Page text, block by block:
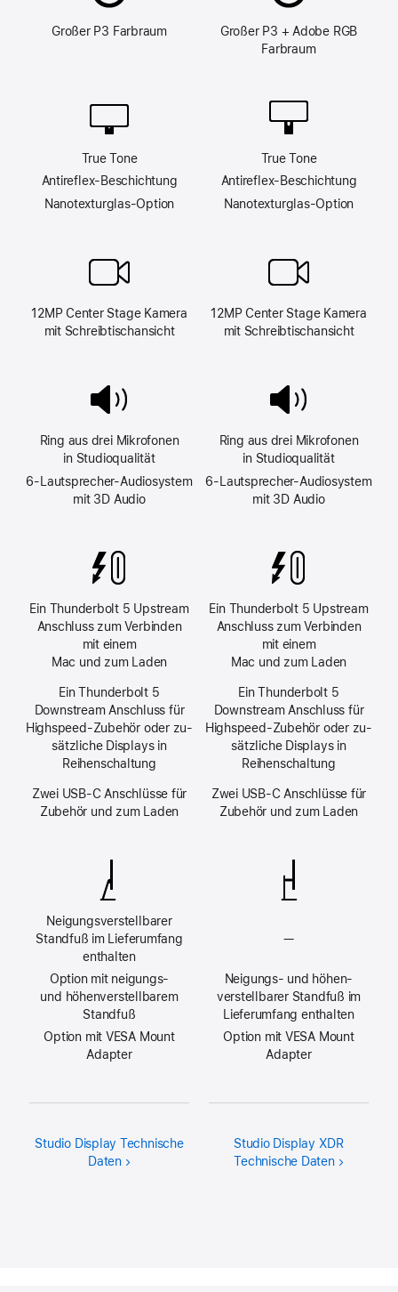
Großer P3 Farb­raum
True Tone
Antireflex-Beschich­tung
Nano­texturglas-Option
12MP Center Stage Kamera
mit Schreib­tisch­ansicht
Ring aus drei Mikro­fonen
in Studioqualität
6‑Laut­sprecher-Audiosystem
mit 3D Audio
Ein Thunderbolt 5 Upstream
Anschluss zum Verbinden
mit einem
Mac und zum Laden
Ein Thunderbolt 5
Downstream Anschluss für
High­speed-Zubehör oder zu­
sätz­liche Dis­plays in
Reihenschaltung
Zwei USB‑C Anschlüsse für
Zubehör und zum Laden
Neigungs­verstellbarer
Standfuß im Lieferumfang
enthalten
Option mit neigungs-
und höhen­verstellbarem
Standfuß
Option mit VESA Mount
Adapter
Studio Dis­play Technische
Daten
Großer P3 + Adobe RGB
Farb­raum
True Tone
Antireflex-Beschich­tung
Nano­texturglas-Option
12MP Center Stage Kamera
mit Schreib­tisch­ansicht
Ring aus drei Mikro­fonen
in Studioqualität
6‑Laut­sprecher-Audiosystem
mit 3D Audio
Ein Thunderbolt 5 Upstream
Anschluss zum Verbinden
mit einem
Mac und zum Laden
Ein Thunderbolt 5
Downstream Anschluss für
High­speed-Zubehör oder zu­
sätz­liche Dis­plays in
Reihenschaltung
Zwei USB‑C Anschlüsse für
Zubehör und zum Laden
—Nicht
Neigungs- und höhen­
verstellbarer Standfuß im
Lieferumfang enthalten
Option mit VESA Mount
Adapter
Studio Dis­play XDR
Technische Daten